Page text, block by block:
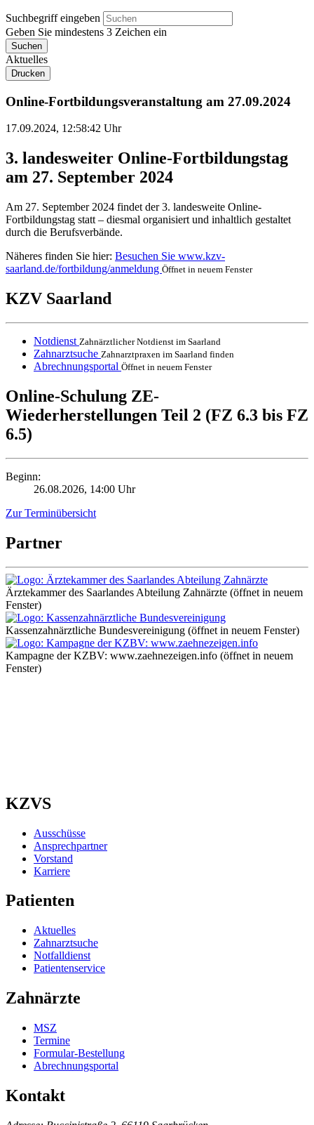
Suchbegriff eingeben
Geben Sie mindestens 3 Zeichen ein
Suchen
Aktuelles
Drucken
Online-Fortbildungsveranstaltung am 27.09.2024
17.09.2024, 12:58:42 Uhr
3. landesweiter Online-Fortbildungstag
am 27. September 2024
Am 27. September 2024 findet der 3. landesweite Online-
Fortbildungstag statt – diesmal organisiert und inhaltlich gestaltet
durch die Berufsverbände.
Näheres finden Sie hier: Besuchen Sie www.kzv-
saarland.de/fortbildung/anmeldung Öffnet in neuem Fenster
KZV Saarland
Notdienst Zahnärztlicher Notdienst im Saarland
Zahnarztsuche Zahnarztpraxen im Saarland finden
Abrechnungsportal Öffnet in neuem Fenster
Online-Schulung ZE-
Wiederherstellungen Teil 2 (FZ 6.3 bis FZ
6.5)
Beginn:
26.08.2026, 14:00 Uhr
Zur Terminübersicht
Partner
Ärztekammer des Saarlandes Abteilung Zahnärzte (öffnet in neuem
Fenster)
Kassenzahnärztliche Bundesvereinigung (öffnet in neuem Fenster)
Kampagne der KZBV: www.zaehnezeigen.info (öffnet in neuem
Fenster)
KZVS
Ausschüsse
Ansprechpartner
Vorstand
Karriere
Patienten
Aktuelles
Zahnarztsuche
Notfalldienst
Patientenservice
Zahnärzte
MSZ
Termine
Formular-Bestellung
Abrechnungsportal
Kontakt